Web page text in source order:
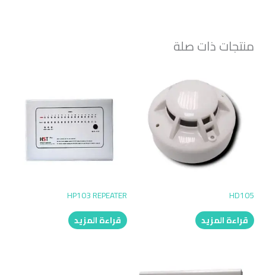
منتجات ذات صلة
HD105
قراءة المزيد
HP103 REPEATER
قراءة المزيد